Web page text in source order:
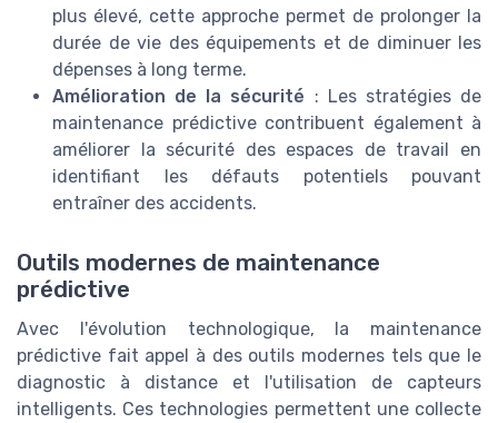
plus élevé, cette approche permet de prolonger la
durée de vie des équipements et de diminuer les
dépenses à long terme.
Amélioration de la sécurité : Les stratégies de
maintenance prédictive contribuent également à
améliorer la sécurité des espaces de travail en
identifiant les défauts potentiels pouvant
entraîner des accidents.
Outils modernes de maintenance
prédictive
Avec l'évolution technologique, la maintenance
prédictive fait appel à des outils modernes tels que le
diagnostic à distance et l'utilisation de capteurs
intelligents. Ces technologies permettent une collecte